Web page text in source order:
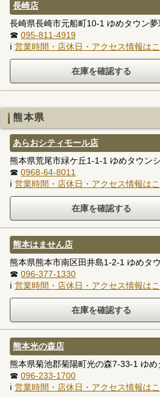
長崎店
長崎県長崎市元船町10-1 ゆめタウン
☎ 095-811-4919
ℹ 営業時間・店休日・アクセス情報は
熊本県
あらおシティモール店
熊本県荒尾市緑ケ丘1-1-1 ゆめタウン
☎ 0968-64-8011
ℹ 営業時間・店休日・アクセス情報は
熊本はません店
熊本県熊本市南区田井島1-2-1 ゆめタ
☎ 096-377-1330
ℹ 営業時間・店休日・アクセス情報は
熊本光の森店
熊本県菊池郡菊陽町光の森7-33-1 ゆ
☎ 096-233-1700
ℹ 営業時間・店休日・アクセス情報は